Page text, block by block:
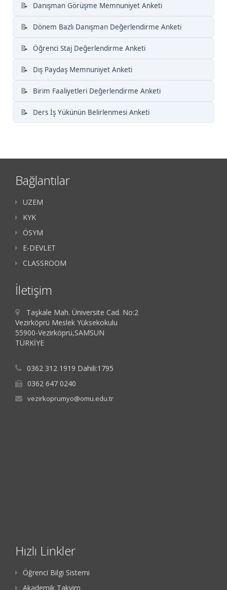
Danışman Görüşme Memnuniyet Anketi
Dönem Bazlı Danışman Değerlendirme Anketi
Öğrenci Staj Değerlendirme Anketi
Dış Paydaş Memnuniyet Anketi
Birim Faaliyetleri Değerlendirme Anketi
Ders İş Yükünün Belirlenmesi Anketi
Bağlantılar
UZEM
KYK
ÖSYM
E-DEVLET
CLASSROOM
İletişim
Taşkale Mah. Üniversite Cad. No:2
Vezirköprü Meslek Yüksekokulu
55900-Vezirköprü,SAMSUN
TÜRKİYE
0362 312 1919 Dahili:1795
0362 647 0240
vezirkoprumyo@omu.edu.tr
Hızlı Linkler
Öğrenci Bilgi Sistemi
Akademik Takvim